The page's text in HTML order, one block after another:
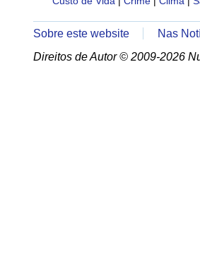
Sobre este website
Nas
Direitos de Autor © 2009-2026